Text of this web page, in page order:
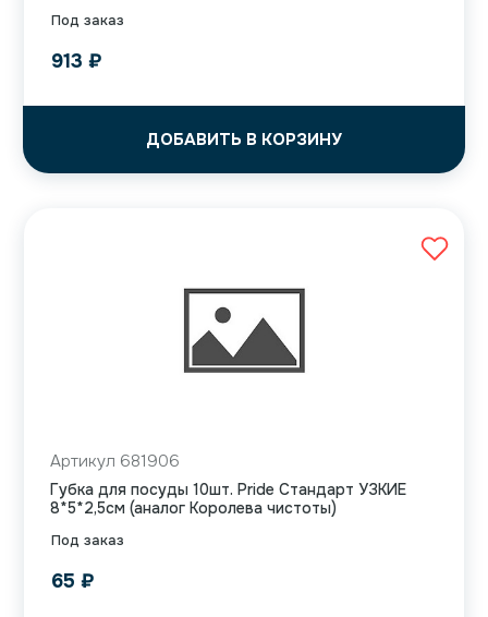
Под заказ
913 ₽
ДОБАВИТЬ В КОРЗИНУ
Под заказ
Артикул 681906
Губка для посуды 10шт. Pride Стандарт УЗКИЕ
8*5*2,5см (аналог Королева чистоты)
65 ₽